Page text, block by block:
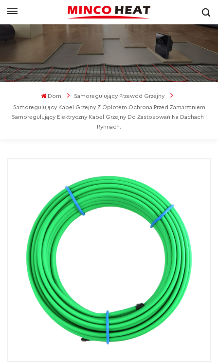
Dom
Samoregulujący Przewód Grzejny
Samoregulujący Kabel Grzejny Z Oplotem Ochrona Przed Zamarzaniem
Samoregulujący Elektryczny Kabel Grzejny Do Zastosowań Na Dachach I
Rynnach.